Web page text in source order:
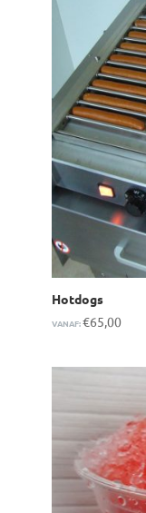
Hotdogs
VANAF:€65,00